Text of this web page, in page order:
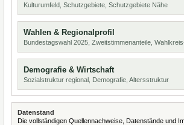
Kulturumfeld, Schutzgebiete, Schutzgebiete Nähe
Wahlen & Regionalprofil
Bundestagswahl 2025, Zweitstimmenanteile,
Demografie & Wirtschaft
Sozialstruktur regional, Demografie, Altersstruktur
Datenstand
Die vollständigen Quellennachweise, Datenstände und